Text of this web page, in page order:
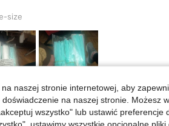
size
Pomocny (0)
naszej stronie internetowej, aby
na naszej stronie. Możesz
wszystko" lub ustawić preferencje
ustawimy wszystkie opcjonalne